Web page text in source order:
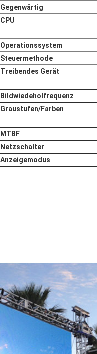
Gegenwärtig
CPU
Operationssystem
Steuermethode
Treibendes Gerät
Bildwiedeholfrequenz
Graustufen/Farben
MTBF
Netzschalter
Anzeigemodus